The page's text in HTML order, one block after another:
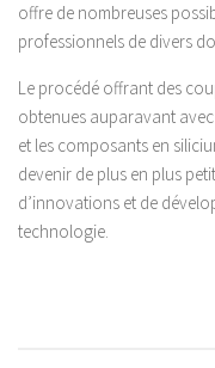
offre de nombreuses
professionnels de divers
Le procédé offrant des
obtenues auparavant
et les composants en
devenir de plus en plus
d’innovations et de
technologie.